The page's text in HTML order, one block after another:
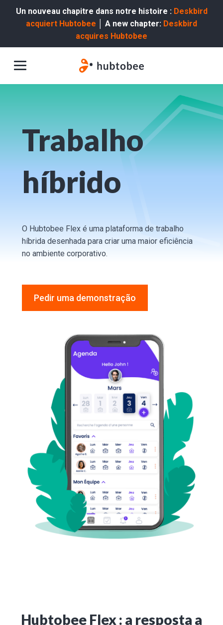
Un nouveau chapitre dans notre histoire : Deskbird
acquiert Hubtobee │ A new chapter: Deskbird
acquires Hubtobee
Trabalho
híbrido
O Hubtobee Flex é uma plataforma de trabalho
híbrida desenhada para criar uma maior eficiência
no ambiente corporativo.
Pedir uma demonstração
Hubtobee Flex : a resposta a